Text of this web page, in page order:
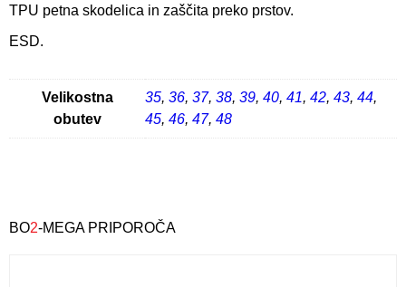
TPU petna skodelica in zaščita preko prstov.
ESD.
Velikostna
obutev
35, 36, 37, 38, 39, 40, 41, 42, 43, 44,
45, 46, 47, 48
BO2-MEGA PRIPOROČA